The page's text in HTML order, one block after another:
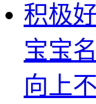
积极
宝宝
向上